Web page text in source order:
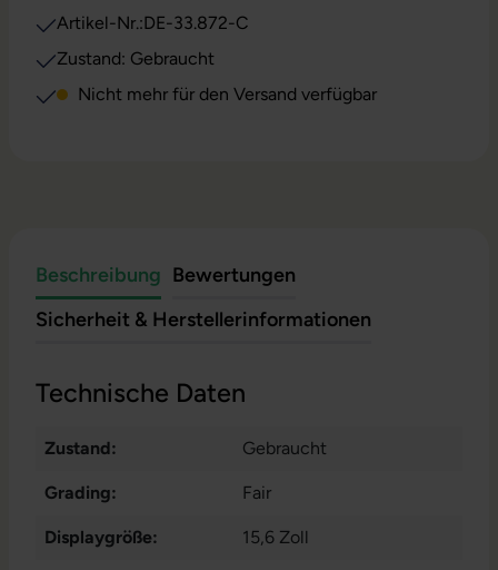
Artikel-Nr.:DE-33.872-C
Zustand: Gebraucht
Nicht mehr für den Versand verfügbar
Beschreibung Bewertungen
Sicherheit & Herstellerinformationen
Technische Daten
Zustand: Gebraucht
Grading: Fair
Displaygröße: 15,6 Zoll